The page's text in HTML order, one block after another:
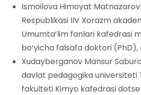
Ismoilova Himoyat
Respublikasi IIV Xorazm
Umumta’lim fanlari kafedrasi
bo‘yicha falsafa doktori
Xudayberganov Mansur
davlat pedagogika universiteti
fakulteti Kimyo kafedrasi